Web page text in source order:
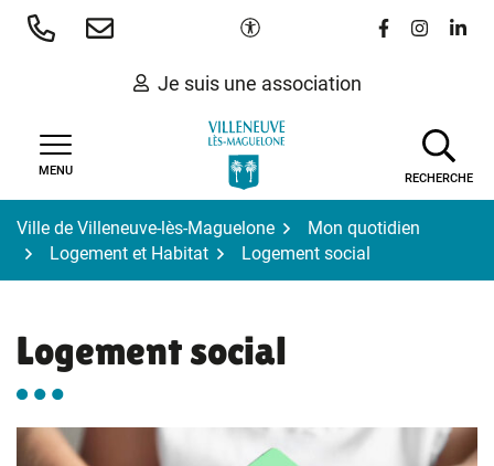
Aller
Paramètres d'accessibilité
Lien vers le
Lien vers
Lien
Je suis une association
MENU
RECHERCHE
Ville de Villeneuve-lès-Maguelone
Mon quotidien
Logement et Habitat
Logement social
Logement social